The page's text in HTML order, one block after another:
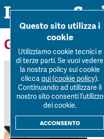
Impresa
Rivista
Ultimo numero
La Rivista
Submission
Forum
Dossier
Home
Gli autori
Questo sito utilizza i
cookie
Utilizziamo cookie tecnici e
di terze parti. Se vuoi vedere
la nostra policy sui cookie
cliccaqui (cookie policy).
Continuando ad utilizzare il
nostro sito consenti l’utilizzo
dei cookie.
acconsento